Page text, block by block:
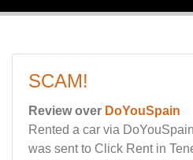
SCAM!
Review over DoYouSpain
Rented a car via
was sent to Click Rent in